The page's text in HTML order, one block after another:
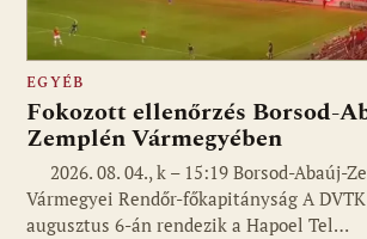
EGYÉB
Fokozott ellenőrzés Borsod-
Zemplén Vármegyében
2026. 08. 04., k – 15:19 Borsod-Abaúj-
Vármegyei Rendőr-főkapitányság A
augusztus 6-án rendezik a Hapoel Tel…